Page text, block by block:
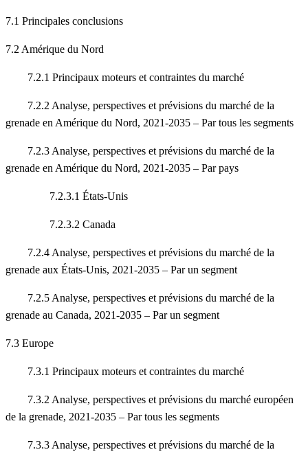
7.1 Principales conclusions
7.2 Amérique du Nord
7.2.1 Principaux moteurs et contraintes du marché
7.2.2 Analyse, perspectives et prévisions du marché de la
grenade en Amérique du Nord, 2021-2035 – Par tous les segments
7.2.3 Analyse, perspectives et prévisions du marché de la
grenade en Amérique du Nord, 2021-2035 – Par pays
7.2.3.1 États-Unis
7.2.3.2 Canada
7.2.4 Analyse, perspectives et prévisions du marché de la
grenade aux États-Unis, 2021-2035 – Par un segment
7.2.5 Analyse, perspectives et prévisions du marché de la
grenade au Canada, 2021-2035 – Par un segment
7.3 Europe
7.3.1 Principaux moteurs et contraintes du marché
7.3.2 Analyse, perspectives et prévisions du marché européen
de la grenade, 2021-2035 – Par tous les segments
7.3.3 Analyse, perspectives et prévisions du marché de la